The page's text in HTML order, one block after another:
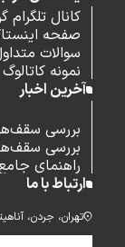
کانال
صفحه
سوالات
نمونه کاتالوگ
آخرین اخبار
بررسی
بررسی
راهنمای
ارتباط با ما
تهران، جردن،